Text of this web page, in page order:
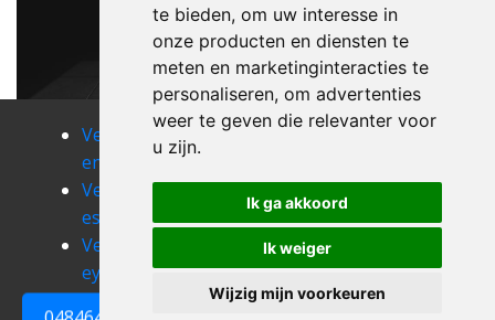
te bieden, om uw interesse in
onze producten en diensten te
meten en marketinginteracties te
personaliseren, om advertenties
weer te geven die relevanter voor
u zijn.
Ik ga akkoord
Ik weiger
Wijzig mijn voorkeuren
0484648161
Verhuizen
engis
Verhuizen
Verhuizen
Verhuizen
esneux
Verhuizen
eupen
Verhuizen
evegnee
Verhuizen
eynatten
Verhuizen
faimes
Verhuizen
fallais